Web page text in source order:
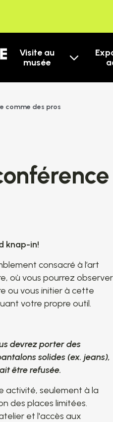
Visite au
musée
comme des pros
knap-in!
consacré à l’art
où vous pourrez observer
ou vous initier à cette
votre propre outil.
devrez porter des
solides (ex. jeans),
être refusée.
activité, seulement à la
des places limitées.
et l'accès aux